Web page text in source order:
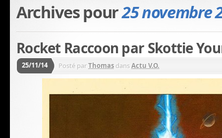
Archives pour25 novembre
Rocket Raccoon par Skottie
25/11/14 Posté parThomas dansActu V.O.